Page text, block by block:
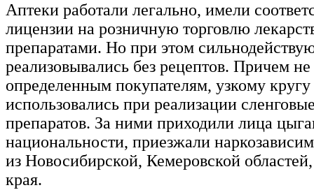
Аптеки работали легально, имели
лицензии на розничную торговлю
препаратами. Но при этом
реализовывались без рецептов. Причем
определенным покупателям, узкому
использовались при реализации
препаратов. За ними приходили лица
национальности, приезжали
из Новосибирской, Кемеровской
края.